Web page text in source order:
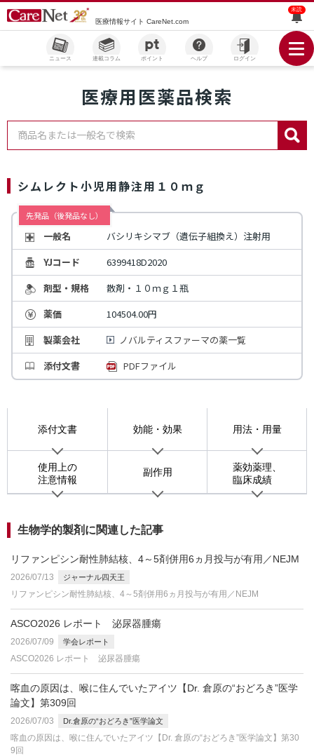
医療情報サイト CareNet.com
未読
ニュース 連載コラム ポイント ヘルプ ログイン
医療用医薬品検索
商品名または一般名で検索
シムレクト小児用静注用１０ｍｇ
先発品（後発品なし）
一般名
バシリキシマブ（遺伝子組換え）注射用
YJコード
6399418D2020
剤型・規格
散剤・１０ｍｇ１瓶
薬価
104504.00円
製薬会社
ノバルティスファーマの薬一覧
添付文書
PDFファイル
添付文書 効能・効果 用法・用量
使用上の
注意情報
副作用
薬効薬理、
臨床成績
生物学的製剤に関連した記事
リファンピシン耐性肺結核、4～5剤併用6ヵ月投与が有用／NEJM
2026/07/13 ジャーナル四天王
リファンピシン耐性肺結核、4～5剤併用6ヵ月投与が有用／NEJM
ASCO2026 レポート 泌尿器腫瘍
2026/07/09 学会レポート
ASCO2026 レポート 泌尿器腫瘍
喀血の原因は、喉に住んでいたアイツ【Dr. 倉原の“おどろき”医学
論文】第309回
2026/07/03 Dr.倉原の“おどろき”医学論文
喀血の原因は、喉に住んでいたアイツ【Dr. 倉原の“おどろき”医学論文】第30
9回